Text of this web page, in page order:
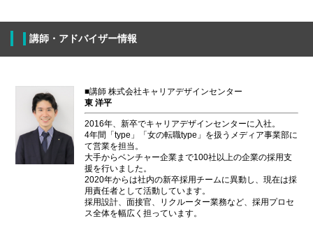
講師・アドバイザー情報
■講師 株式会社キャリアデザインセンター
東 洋平
2016年、新卒でキャリアデザインセンターに入社。
4年間「type」「女の転職type」を扱うメディア事業部に
て営業を担当。
大手からベンチャー企業まで100社以上の企業の採用支
援を行いました。
2020年からは社内の新卒採用チームに異動し、現在は採
用責任者として活動しています。
採用設計、面接官、リクルーター業務など、採用プロセ
ス全体を幅広く担っています。